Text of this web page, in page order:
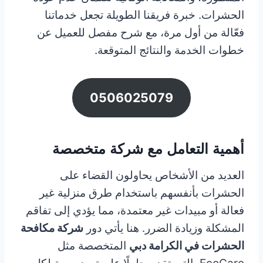
الحشرات. خبرة فريقنا الطويلة تجعل خدماتنا
فعّالة من أول مرة، مع شرح مفصل للعميل عن
خطوات الخدمة والنتائج المتوقعة.
0506025079
أهمية التعامل مع شركة متخصصة
العديد من الأشخاص يحاولون القضاء على
الحشرات بأنفسهم باستخدام طرق منزلية غير
فعالة أو مبيدات غير معتمدة، مما يؤدي إلى تفاقم
المشكلة وزيادة الضرر. هنا يأتي دور شركة مكافحة
الحشرات في الكرامة دبي المتخصصة مثل